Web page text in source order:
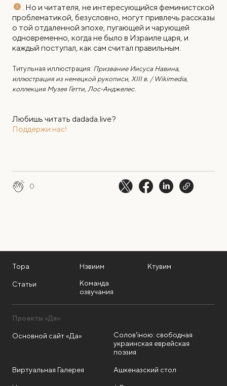
. Но и читателя, не интересующийся феминистской
проблематикой, безусловно, могут привлечь рассказы
о той отдаленной эпохе, пугающей и чарующей
одновременно, когда не было в Израиле царя, и
каждый поступал, как сам считал правильным.
Титульная иллюстрация: Призвание Иисуса Навина,
иллюстрация из немецкой рукописи, XIII в. / Wikimedia,
коллекция Музея Гетти, Лос-Анджелес.
Любишь читать dadada.live?
Поддержи нас!
0
Тора Нэвиим Ктувим
Статьи
Команда
озвучания
Проекты «Да»
Основной сайт «Да»
Солов'їною: свободная
украинская еврейская
поэзия
Виртуальная Галерея Ашкеназский стол